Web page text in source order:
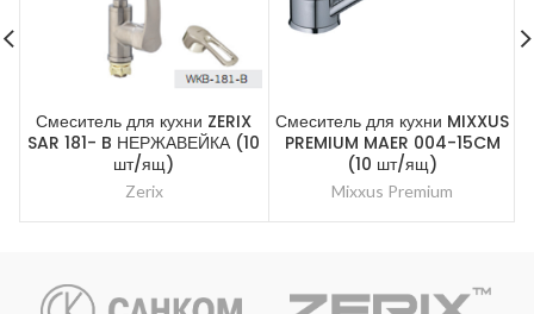
Смеситель для кухни ZERIX
SAR 181- B НЕРЖАВЕЙКА (10
шт/ящ)
Zerix
Смеситель для кухни MIXXUS
PREMIUM MAER 004-15CM
(10 шт/ящ)
Mixxus Premium